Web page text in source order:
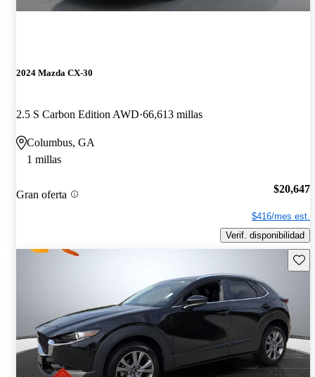
2024 Mazda CX-30
2.5 S Carbon Edition AWD 66,613 millas
Columbus, GA
1 millas
Gran oferta $20,647
$416/mes est.
Verif. disponibilidad